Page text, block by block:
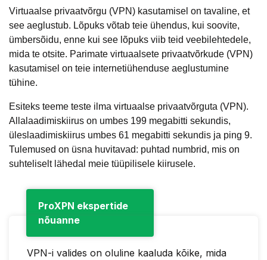
Virtuaalse privaatvõrgu (VPN) kasutamisel on tavaline, et
see aeglustub. Lõpuks võtab teie ühendus, kui soovite,
ümbersõidu, enne kui see lõpuks viib teid veebilehtedele,
mida te otsite. Parimate virtuaalsete privaatvõrkude (VPN)
kasutamisel on teie internetiühenduse aeglustumine
tühine.
Esiteks teeme teste ilma virtuaalse privaatvõrguta (VPN).
Allalaadimiskiirus on umbes 199 megabitti sekundis,
üleslaadimiskiirus umbes 61 megabitti sekundis ja ping 9.
Tulemused on üsna huvitavad: puhtad numbrid, mis on
suhteliselt lähedal meie tüüpilisele kiirusele.
ProXPN ekspertide
nõuanne
VPN-i valides on oluline kaaluda kõike, mida